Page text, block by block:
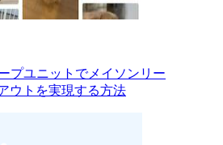
プユニットでメイソンリー
ウトを実現する方法